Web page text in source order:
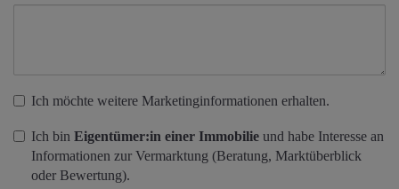
Ich möchte weitere Marketinginformationen erhalten.
Ich bin Eigentümer:in einer Immobilie und habe Interesse an
Informationen zur Vermarktung (Beratung, Marktüberblick
oder Bewertung).